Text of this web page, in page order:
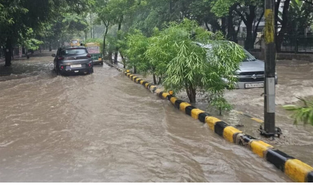
گئی۔ اب اس عمل کے لیے ایجنسی کا انتخاب کر لیا گیا ہے۔این
ایم آر سی کے عہدیداروں نے بتایا کہ دونوں راستوں پر کام
شروع کرنے کے لئے ایل این ٹی نامی ایجنسی کا انتخاب کیا گیا
ہے۔ یہ ایجنسی دونوں راستوں پر تعمیراتی کام کرے گی۔
دونوں راستوں پر سول کام کے لیے منتخب کردہ ایجنسی لارسن
اینڈ ٹوبرو (L&T) ہے۔ سول ورک کی تخمینہ لاگت 1,200 کروڑ
ہے۔اس لائن پر آٹھ اسٹیشن بنائے جائیں گے۔ ان میں
سیکٹر-38A بوٹینیکل گارڈن، سیکٹر-44، نوئیڈا آفس، سیکٹر-96،
سیکٹر-97، سیکٹر-105، سیکٹر-108، سیکٹر-93، اور پنچشیل
بوائز انٹر کالج شامل ہوں گے۔